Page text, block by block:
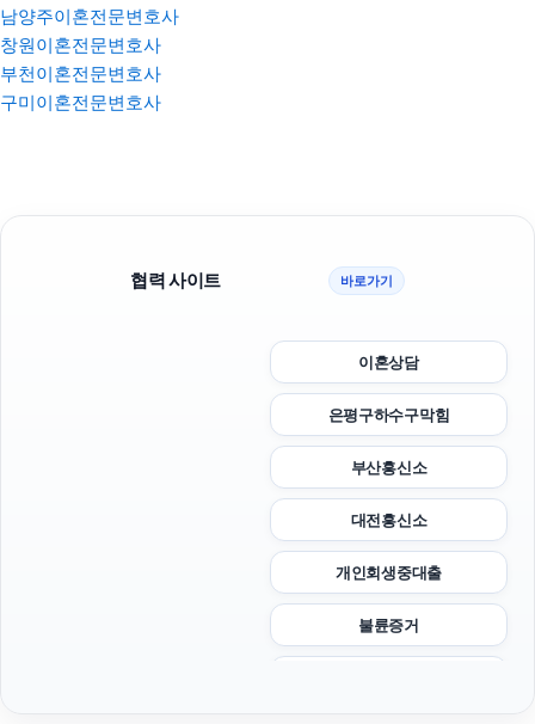
남양주이혼전문변호사
창원이혼전문변호사
부천이혼전문변호사
구미이혼전문변호사
협력 사이트 바로가기
이혼상담
은평구하수구막힘
부산흥신소
대전흥신소
개인회생중대출
불륜증거